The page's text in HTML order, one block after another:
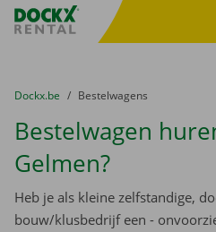
Fratello DEMO
U bevindt zich hier:
van
Dockx.be naar
Bestelwagens
Bestelwagen
Gelmen?
Heb je als kleine zelfstandige,
bouw/klusbedrijf een -